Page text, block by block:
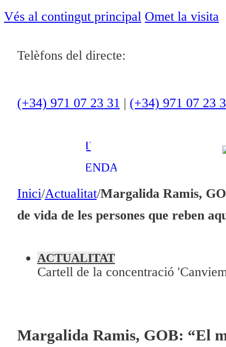
Vés al contingut principal Omet la visita
Telèfons del directe:
(+34) 971 07 23 31 | (+34) 971 07 23
ACTUALITAT
OCI
ENTREVISTES
AMBIENT
AGENDA
En directe
A la Carta
Qui som?
Fes-te'n soci!
Inici/Actualitat/Margalida Ramis,
de vida de les persones que reben
Cartell de la concentració
ACTUALITAT
Margalida Ramis, GOB: “El